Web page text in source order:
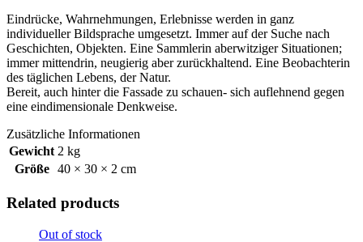
Eindrücke, Wahrnehmungen, Erlebnisse werden in ganz
individueller Bildsprache umgesetzt. Immer auf der Suche nach
Geschichten, Objekten. Eine Sammlerin aberwitziger Situationen;
immer mittendrin, neugierig aber zurückhaltend. Eine Beobachterin
des täglichen Lebens, der Natur.
Bereit, auch hinter die Fassade zu schauen- sich auflehnend gegen
eine eindimensionale Denkweise.
Zusätzliche Informationen
Gewicht 2 kg
Größe
40 × 30 × 2 cm
Related products
Out of stock